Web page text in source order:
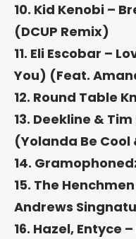
10. Kid Kenobi –
(DCUP Remix)
11. Eli Escobar –
You) (Feat.
12. Round Table
13. Deekline &
(Yolanda Be Cool
14.
15. The
Andrews
16. Hazel, Entyce